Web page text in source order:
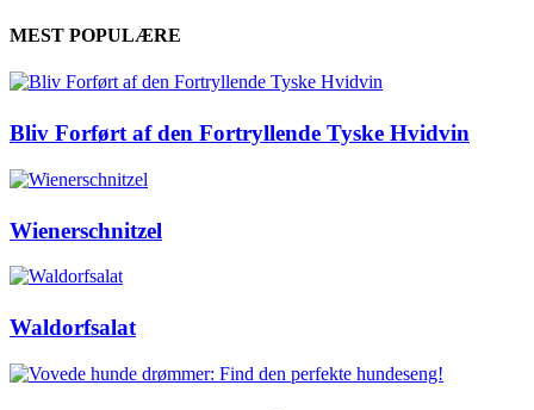
MEST POPULÆRE
Bliv Forført af den Fortryllende Tyske Hvidvin
Wienerschnitzel
Waldorfsalat